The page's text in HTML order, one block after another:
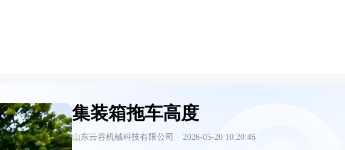
集装箱拖车高度
山东云谷机械科技有限公司 · 2026-05-20 10:20:46